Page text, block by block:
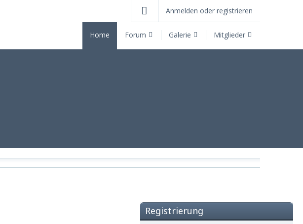
Home Forum Galerie Mitglieder
Anmelden oder registrieren
Registrierung